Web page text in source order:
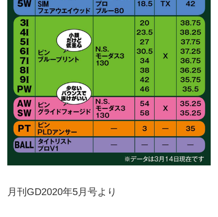
月刊GD2020年5月号より